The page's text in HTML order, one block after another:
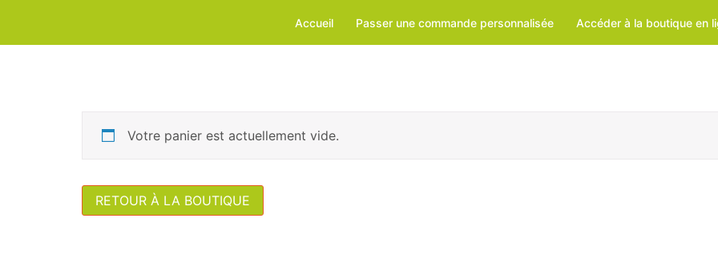
Accueil Passer une commande personnalisée Accéder à la boutique en
Votre panier est actuellement vide.
RETOUR À LA BOUTIQUE